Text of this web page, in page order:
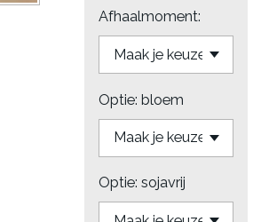
Afhaalmoment:
Optie: bloem
Optie: sojavrij